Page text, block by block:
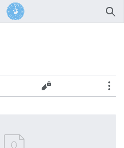
Editar